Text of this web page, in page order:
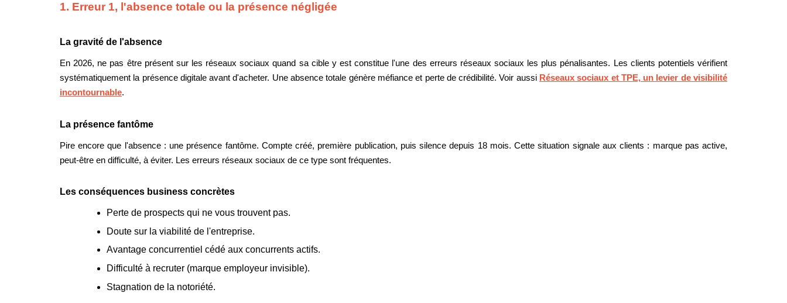
1. Erreur 1, l'absence totale ou la présence négligée
La gravité de l'absence
En 2026, ne pas être présent sur les réseaux sociaux quand sa cible y est constitue l'une des erreurs réseaux sociaux les plus pénalisantes. Les clients potentiels vérifient
systématiquement la présence digitale avant d'acheter. Une absence totale génère méfiance et perte de crédibilité. Voir aussi Réseaux sociaux et TPE, un levier de visibilité
incontournable.
La présence fantôme
Pire encore que l'absence : une présence fantôme. Compte créé, première publication, puis silence depuis 18 mois. Cette situation signale aux clients : marque pas active,
peut-être en difficulté, à éviter. Les erreurs réseaux sociaux de ce type sont fréquentes.
Les conséquences business concrètes
Perte de prospects qui ne vous trouvent pas.
Doute sur la viabilité de l'entreprise.
Avantage concurrentiel cédé aux concurrents actifs.
Difficulté à recruter (marque employeur invisible).
Stagnation de la notoriété.